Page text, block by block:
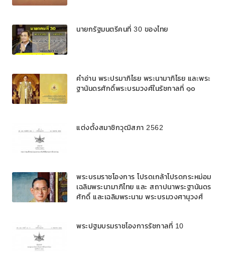
นายกรัฐมนตรีคนที่ 30 ของไทย
คำอ่าน พระปรมาภิไธย พระนามาภิไธย และพระ
ฐานันดรศักดิ์พระบรมวงศ์ในรัชกาลที่ ๑๐
แต่งตั้งสมาชิกวุฒิสภา 2562
พระบรมราชโองการ โปรดเกล้าโปรดกระหม่อม
เฉลิมพระนามาภิไทย และ สถาปนาพระฐานันดร
ศักดิ์ และเฉลิมพระนาม พระบรมวงศานุวงศ์
พระปฐมบรมราชโองการรัชกาลที่ 10